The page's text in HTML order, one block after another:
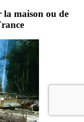
la maison ou de